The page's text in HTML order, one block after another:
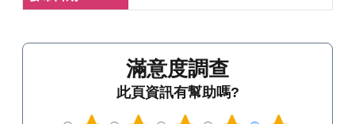
滿意度調查
此頁資訊有幫助嗎?